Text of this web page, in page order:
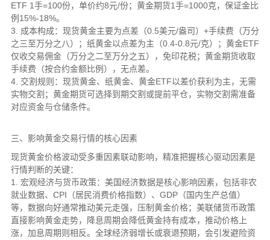
ETF 1手=100份，单价约8元/份；黄金期货1手=1000克，保证金比
例15%-18%。
3. 成本构成：现货黄金主要为点差（0.5美元/盎司）+手续费（万分
之三至万分之八）；纸黄金以点差为主（0.4-0.8元/克）；黄金ETF
仅收交易佣金（万分之二至万分之五），免印花税；黄金期货收取
手续费（按合约金额比例），无点差。
4. 交割规则：现货黄金、纸黄金、黄金ETF以差价获利为主，无需
实物交割；黄金期货可选择到期交割或提前平仓，实物交割需准备
对应资金与仓储条件。
三、影响黄金交易行情的核心因素
现货黄金价格波动受多重因素联动影响，精准把握核心驱动因素是
行情判断的关键：
1. 宏观经济与货币政策：美国经济数据是核心影响因素，包括非农
就业数据、CPI（居民消费价格指数）、GDP（国内生产总值）
等，数据向好通常推动美元走强，压制黄金价格；美联储货币政策
直接影响黄金走势，降息周期会降低黄金持有成本，推动价格上
涨，加息周期则相反。全球经济弱增长或衰退预期，会引发避险资